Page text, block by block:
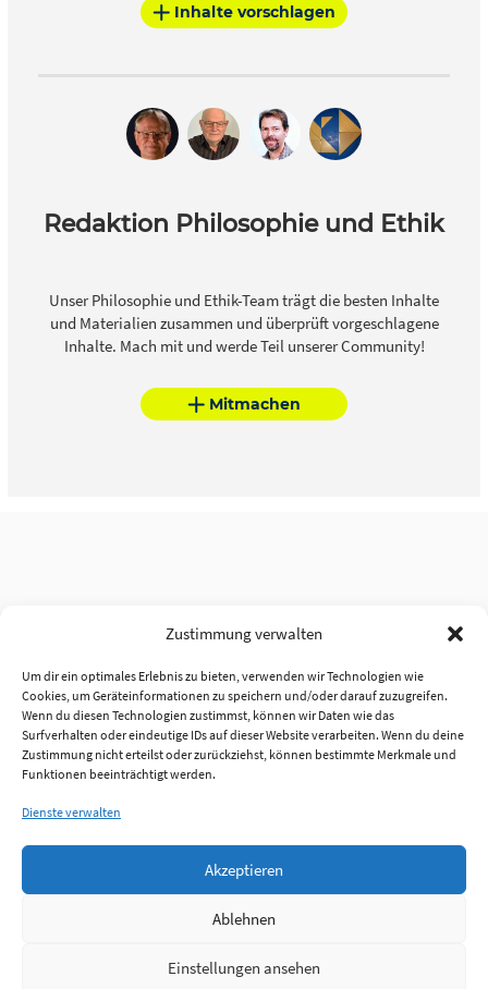
Zustimmung verwalten
Um dir ein optimales Erlebnis zu bieten, verwenden wir Technologien wie
Cookies, um Geräteinformationen zu speichern und/oder darauf zuzugreifen.
Wenn du diesen Technologien zustimmst, können wir Daten wie das
Surfverhalten oder eindeutige IDs auf dieser Website verarbeiten. Wenn du deine
Zustimmung nicht erteilst oder zurückziehst, können bestimmte Merkmale und
Funktionen beeinträchtigt werden.
Dienste verwalten
Akzeptieren
Ablehnen
Einstellungen ansehen
Inhalte vorschlagen
Redaktion Philosophie und Ethik
Unser Philosophie und Ethik-Team trägt die besten Inhalte
und Materialien zusammen und überprüft vorgeschlagene
Inhalte. Mach mit und werde Teil unserer Community!
Mitmachen
Anmelden